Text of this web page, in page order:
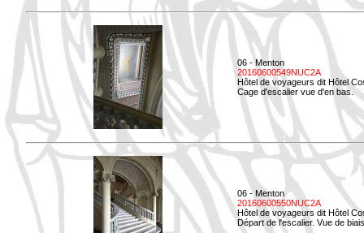
06 - Menton
20160600549NUC2A
Hôtel de voyageurs dit Hôtel
Cage d'escalier vue d'en bas.
06 - Menton
20160600550NUC2A
Hôtel de voyageurs dit Hôtel
Départ de l'escalier. Vue de